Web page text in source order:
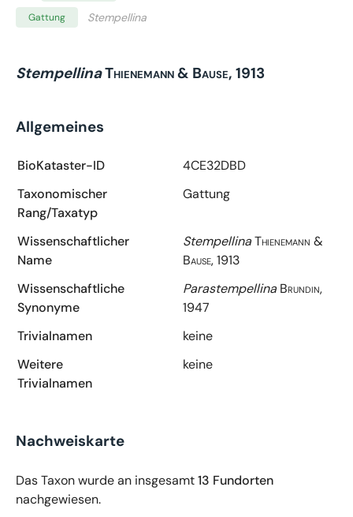
Gattung Stempellina
StempellinaThienemann & Bause, 1913
Allgemeines
BioKataster-ID
4CE32DBD
Taxonomischer
Rang/Taxatyp
Gattung
Wissenschaftlicher
Name
StempellinaThienemann &
Bause, 1913
Wissenschaftliche
Synonyme
Parastempellina Brundin,
1947
Trivialnamen
keine
Weitere
Trivialnamen
keine
Nachweiskarte
Das Taxon wurde an insgesamt13 Fundorten
nachgewiesen.